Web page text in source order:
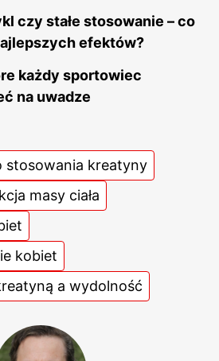
czy stałe stosowanie – co
efektów?
każdy sportowiec
na uwadze
stosowania kreatyny
masy ciała
kobiet
a wydolność